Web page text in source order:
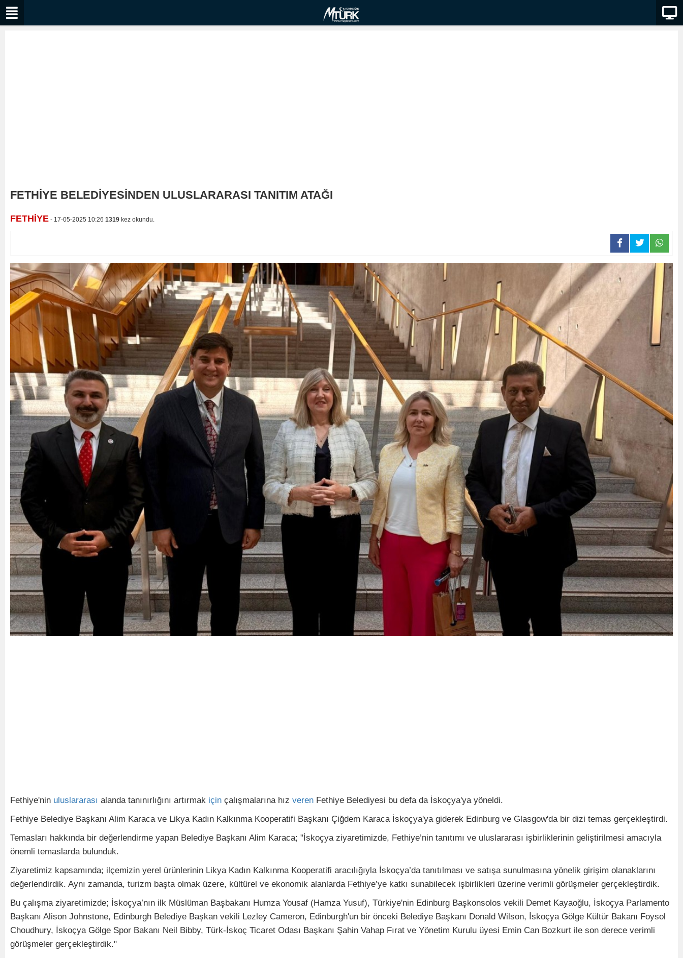
FETHİYE BELEDİYESİNDEN ULUSLARARASI TANITIM ATAĞI
FETHİYE - 17-05-2025 10:26 1319 kez okundu.
Fethiye'nin uluslararası alanda tanınırlığını artırmak için çalışmalarına hız veren Fethiye Belediyesi bu defa da İskoçya'ya yöneldi.
Fethiye Belediye Başkanı Alim Karaca ve Likya Kadın Kalkınma Kooperatifi Başkanı Çiğdem Karaca İskoçya'ya giderek Edinburg ve Glasgow'da bir dizi temas gerçekleştirdi.
Temasları hakkında bir değerlendirme yapan Belediye Başkanı Alim Karaca; "İskoçya ziyaretimizde, Fethiye’nin tanıtımı ve uluslararası işbirliklerinin geliştirilmesi amacıyla
önemli temaslarda bulunduk.
Ziyaretimiz kapsamında; ilçemizin yerel ürünlerinin Likya Kadın Kalkınma Kooperatifi aracılığıyla İskoçya’da tanıtılması ve satışa sunulmasına yönelik girişim olanaklarını
değerlendirdik. Aynı zamanda, turizm başta olmak üzere, kültürel ve ekonomik alanlarda Fethiye’ye katkı sunabilecek işbirlikleri üzerine verimli görüşmeler gerçekleştirdik.
Bu çalışma ziyaretimizde; İskoçya’nın ilk Müslüman Başbakanı Humza Yousaf (Hamza Yusuf), Türkiye'nin Edinburg Başkonsolos vekili Demet Kayaoğlu, İskoçya Parlamento
Başkanı Alison Johnstone, Edinburgh Belediye Başkan vekili Lezley Cameron, Edinburgh'un bir önceki Belediye Başkanı Donald Wilson, İskoçya Gölge Kültür Bakanı Foysol
Choudhury, İskoçya Gölge Spor Bakanı Neil Bibby, Türk-İskoç Ticaret Odası Başkanı Şahin Vahap Fırat ve Yönetim Kurulu üyesi Emin Can Bozkurt ile son derece verimli
görüşmeler gerçekleştirdik."